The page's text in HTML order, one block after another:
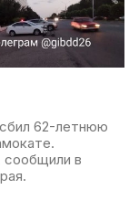
62-летнюю
сообщили в